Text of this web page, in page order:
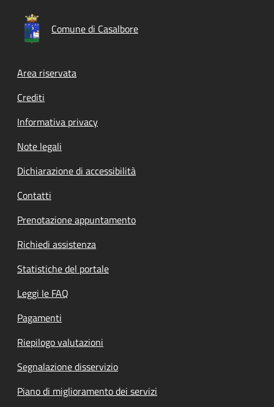
Comune di Casalbore
Footer menu
Area riservata
Crediti
Informativa privacy
Note legali
Dichiarazione di accessibilità
Contatti
Prenotazione appuntamento
Richiedi assistenza
Statistiche del portale
Leggi le FAQ
Pagamenti
Riepilogo valutazioni
Segnalazione disservizio
Piano di miglioramento dei servizi